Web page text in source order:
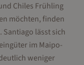
Chiles Frühling
möchten, finden
lässt sich
im Maipo-
weniger